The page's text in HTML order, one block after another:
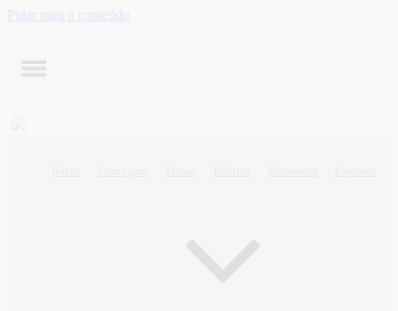
Pular para o conteúdo